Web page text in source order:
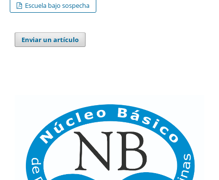
Escuela bajo sospecha
Enviar un artículo